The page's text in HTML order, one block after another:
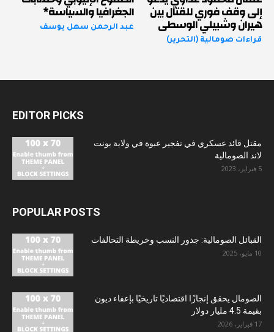
إلى وقف فوري للقتال بين
هيران وشبيلي الوسطى
قراءات صومالية (التحرير)
الجغرافيا والسياسة*
عبد الرحمن سهل يوسف
EDITOR PICKS
مقتل قائد عسكري في تفجير عبوة في ولاية بونت
لاند الصومالية
5 فبراير، 2023
POPULAR POSTS
القبائل الصومالية: جذور النسب وخريطة التحالفات
10 مايو، 2025
الصومال يحقق إنجازًا اقتصاديًا تاريخيًا بإعفاء ديون
بقيمة 4.5 مليار دولار
17 فبراير، 2026